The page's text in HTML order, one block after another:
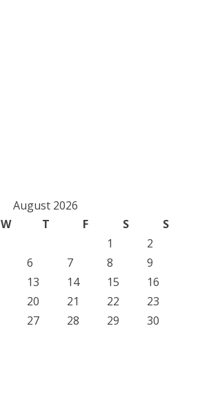
August 2026
W T F S
S
1
2
6 7 8
9
13 14 15
16
20 21 22
23
27 28 29
30